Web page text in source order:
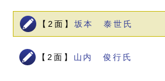
【2面】 坂本 泰世氏
【2面】 山内 俊行氏